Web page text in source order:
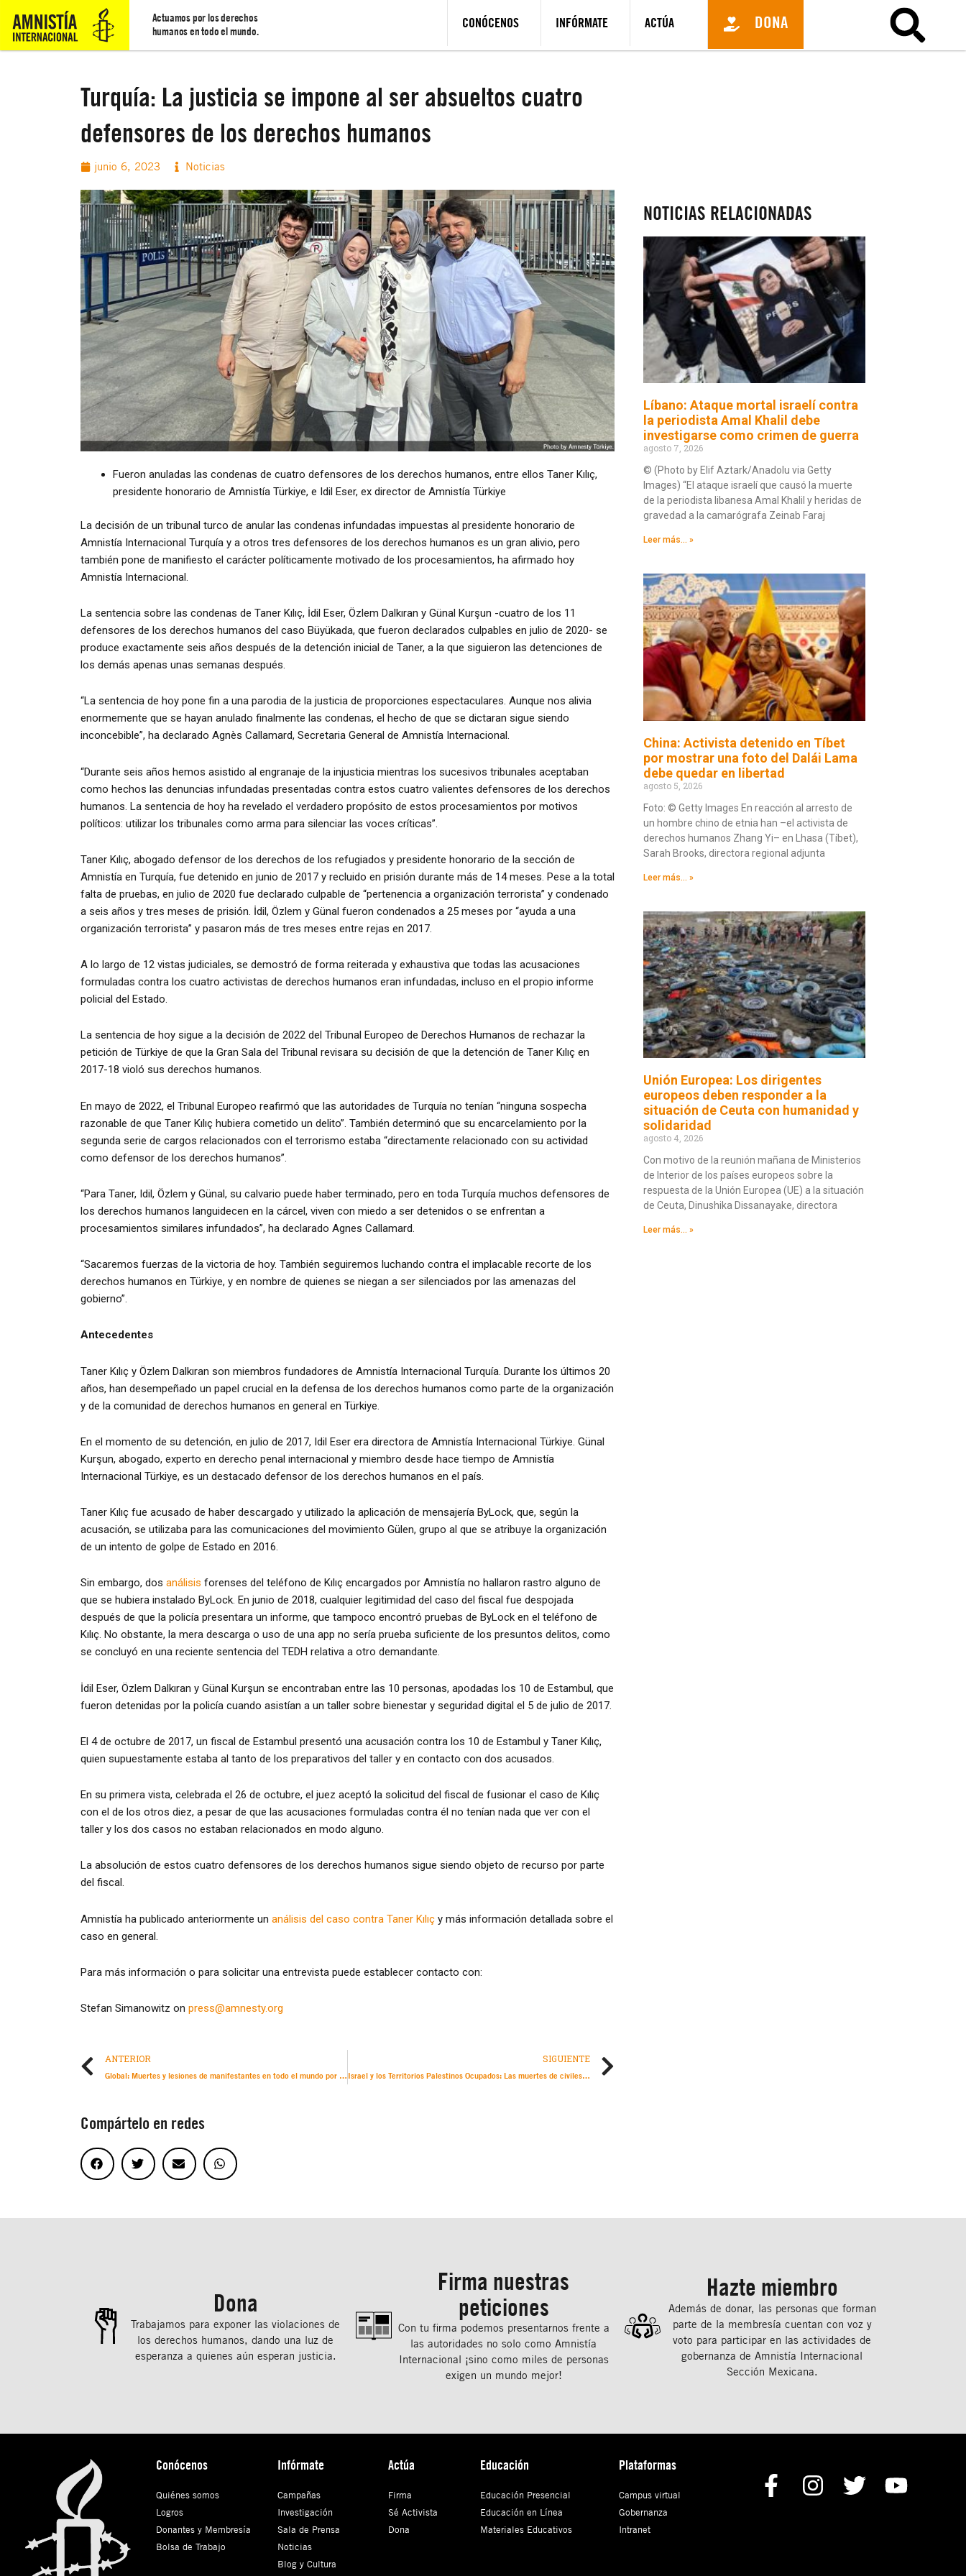
Actuamos por los derechos
humanos en todo el mundo.
CONÓCENOS INFÓRMATE ACTÚA DONA
Turquía: La justicia se impone al ser absueltos cuatro
defensores de los derechos humanos
junio 6, 2023 Noticias
Fueron anuladas las condenas de cuatro defensores de los derechos humanos, entre ellos Taner Kılıç,
presidente honorario de Amnistía Türkiye, e Idil Eser, ex director de Amnistía Türkiye
La decisión de un tribunal turco de anular las condenas infundadas impuestas al presidente honorario de
Amnistía Internacional Turquía y a otros tres defensores de los derechos humanos es un gran alivio, pero
también pone de manifiesto el carácter políticamente motivado de los procesamientos, ha afirmado hoy
Amnistía Internacional.
La sentencia sobre las condenas de Taner Kılıç, İdil Eser, Özlem Dalkıran y Günal Kurşun -cuatro de los 11
defensores de los derechos humanos del caso Büyükada, que fueron declarados culpables en julio de 2020- se
produce exactamente seis años después de la detención inicial de Taner, a la que siguieron las detenciones de
los demás apenas unas semanas después.
“La sentencia de hoy pone fin a una parodia de la justicia de proporciones espectaculares. Aunque nos alivia
enormemente que se hayan anulado finalmente las condenas, el hecho de que se dictaran sigue siendo
inconcebible”, ha declarado Agnès Callamard, Secretaria General de Amnistía Internacional.
“Durante seis años hemos asistido al engranaje de la injusticia mientras los sucesivos tribunales aceptaban
como hechos las denuncias infundadas presentadas contra estos cuatro valientes defensores de los derechos
humanos. La sentencia de hoy ha revelado el verdadero propósito de estos procesamientos por motivos
políticos: utilizar los tribunales como arma para silenciar las voces críticas”.
Taner Kılıç, abogado defensor de los derechos de los refugiados y presidente honorario de la sección de
Amnistía en Turquía, fue detenido en junio de 2017 y recluido en prisión durante más de 14 meses. Pese a la total
falta de pruebas, en julio de 2020 fue declarado culpable de “pertenencia a organización terrorista” y condenado
a seis años y tres meses de prisión. İdil, Özlem y Günal fueron condenados a 25 meses por “ayuda a una
organización terrorista” y pasaron más de tres meses entre rejas en 2017.
A lo largo de 12 vistas judiciales, se demostró de forma reiterada y exhaustiva que todas las acusaciones
formuladas contra los cuatro activistas de derechos humanos eran infundadas, incluso en el propio informe
policial del Estado.
La sentencia de hoy sigue a la decisión de 2022 del Tribunal Europeo de Derechos Humanos de rechazar la
petición de Türkiye de que la Gran Sala del Tribunal revisara su decisión de que la detención de Taner Kılıç en
2017-18 violó sus derechos humanos.
En mayo de 2022, el Tribunal Europeo reafirmó que las autoridades de Turquía no tenían “ninguna sospecha
razonable de que Taner Kılıç hubiera cometido un delito”. También determinó que su encarcelamiento por la
segunda serie de cargos relacionados con el terrorismo estaba “directamente relacionado con su actividad
como defensor de los derechos humanos”.
“Para Taner, Idil, Özlem y Günal, su calvario puede haber terminado, pero en toda Turquía muchos defensores de
los derechos humanos languidecen en la cárcel, viven con miedo a ser detenidos o se enfrentan a
procesamientos similares infundados”, ha declarado Agnes Callamard.
“Sacaremos fuerzas de la victoria de hoy. También seguiremos luchando contra el implacable recorte de los
derechos humanos en Türkiye, y en nombre de quienes se niegan a ser silenciados por las amenazas del
gobierno”.
Antecedentes
Taner Kılıç y Özlem Dalkıran son miembros fundadores de Amnistía Internacional Turquía. Durante los últimos 20
años, han desempeñado un papel crucial en la defensa de los derechos humanos como parte de la organización
y de la comunidad de derechos humanos en general en Türkiye.
En el momento de su detención, en julio de 2017, Idil Eser era directora de Amnistía Internacional Türkiye. Günal
Kurşun, abogado, experto en derecho penal internacional y miembro desde hace tiempo de Amnistía
Internacional Türkiye, es un destacado defensor de los derechos humanos en el país.
Taner Kılıç fue acusado de haber descargado y utilizado la aplicación de mensajería ByLock, que, según la
acusación, se utilizaba para las comunicaciones del movimiento Gülen, grupo al que se atribuye la organización
de un intento de golpe de Estado en 2016.
Sin embargo, dos análisis forenses del teléfono de Kılıç encargados por Amnistía no hallaron rastro alguno de
que se hubiera instalado ByLock. En junio de 2018, cualquier legitimidad del caso del fiscal fue despojada
después de que la policía presentara un informe, que tampoco encontró pruebas de ByLock en el teléfono de
Kılıç. No obstante, la mera descarga o uso de una app no sería prueba suficiente de los presuntos delitos, como
se concluyó en una reciente sentencia del TEDH relativa a otro demandante.
İdil Eser, Özlem Dalkıran y Günal Kurşun se encontraban entre las 10 personas, apodadas los 10 de Estambul, que
fueron detenidas por la policía cuando asistían a un taller sobre bienestar y seguridad digital el 5 de julio de 2017.
El 4 de octubre de 2017, un fiscal de Estambul presentó una acusación contra los 10 de Estambul y Taner Kılıç,
quien supuestamente estaba al tanto de los preparativos del taller y en contacto con dos acusados.
En su primera vista, celebrada el 26 de octubre, el juez aceptó la solicitud del fiscal de fusionar el caso de Kılıç
con el de los otros diez, a pesar de que las acusaciones formuladas contra él no tenían nada que ver con el
taller y los dos casos no estaban relacionados en modo alguno.
La absolución de estos cuatro defensores de los derechos humanos sigue siendo objeto de recurso por parte
del fiscal.
Amnistía ha publicado anteriormente un análisis del caso contra Taner Kılıç y más información detallada sobre el
caso en general.
Para más información o para solicitar una entrevista puede establecer contacto con:
Stefan Simanowitz on press@amnesty.org
ANTERIOR
Global: Muertes y lesiones de manifestantes en todo el mundo por uso indebido de gas lacrimógeno – Actualización del sitio web interactivo
SIGUIENTE
Israel y los Territorios Palestinos Ocupados: Las muertes de civiles y la destrucción generalizada de la última ofensiva en Gaza destacan el costo en vidas humanas del
Compártelo en redes
NOTICIAS RELACIONADAS
Líbano: Ataque mortal israelí contra
la periodista Amal Khalil debe
investigarse como crimen de guerra
agosto 7, 2026
© (Photo by Elif Aztark/Anadolu via Getty
Images) “El ataque israelí que causó la muerte
de la periodista libanesa Amal Khalil y heridas de
gravedad a la camarógrafa Zeinab Faraj
Leer más... »
China: Activista detenido en Tíbet
por mostrar una foto del Dalái Lama
debe quedar en libertad
agosto 5, 2026
Foto: © Getty Images En reacción al arresto de
un hombre chino de etnia han –el activista de
derechos humanos Zhang Yi– en Lhasa (Tíbet),
Sarah Brooks, directora regional adjunta
Leer más... »
Unión Europea: Los dirigentes
europeos deben responder a la
situación de Ceuta con humanidad y
solidaridad
agosto 4, 2026
Con motivo de la reunión mañana de Ministerios
de Interior de los países europeos sobre la
respuesta de la Unión Europea (UE) a la situación
de Ceuta, Dinushika Dissanayake, directora
Leer más... »
Dona
Trabajamos para exponer las violaciones de
los derechos humanos, dando una luz de
esperanza a quienes aún esperan justicia.
Firma nuestras
peticiones
Con tu ﬁrma podemos presentarnos frente a
las autoridades no solo como Amnistía
Internacional ¡sino como miles de personas
exigen un mundo mejor!
Hazte miembro
Además de donar, las personas que forman
parte de la membresía cuentan con voz y
voto para participar en las actividades de
gobernanza de Amnistía Internacional
Sección Mexicana.
Conócenos
Quiénes somos
Logros
Donantes y Membresía
Bolsa de Trabajo
Infórmate
Campañas
Investigación
Sala de Prensa
Noticias
Blog y Cultura
Actúa
Firma
Sé Activista
Dona
Educación
Educación Presencial
Educación en Línea
Materiales Educativos
Plataformas
Campus virtual
Gobernanza
Intranet